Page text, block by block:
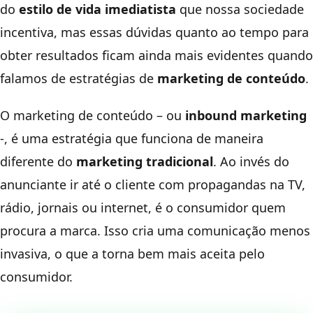
do estilo de vida imediatista que nossa sociedade
incentiva, mas essas dúvidas quanto ao tempo para
obter resultados ficam ainda mais evidentes quando
falamos de estratégias de marketing de conteúdo.
O marketing de conteúdo – ou inbound marketing
-, é uma estratégia que funciona de maneira
diferente do marketing tradicional. Ao invés do
anunciante ir até o cliente com propagandas na TV,
rádio, jornais ou internet, é o consumidor quem
procura a marca. Isso cria uma comunicação menos
invasiva, o que a torna bem mais aceita pelo
consumidor.